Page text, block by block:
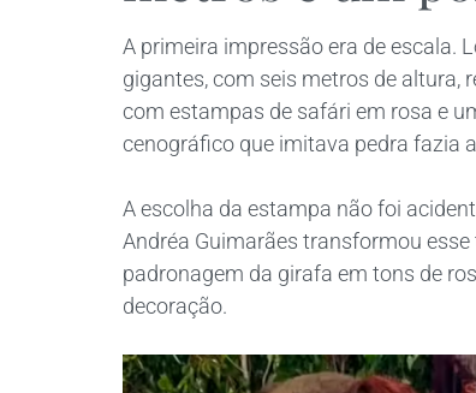
A primeira impressão era de escala.
gigantes, com seis metros de altura,
com estampas de safári em rosa e
cenográfico que imitava pedra fazia
A escolha da estampa não foi
Andréa Guimarães transformou
padronagem da girafa em tons de
decoração.